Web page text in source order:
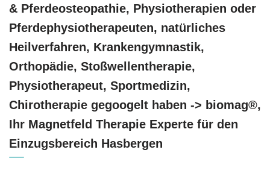
& Pferdeosteopathie, Physiotherapien oder
Pferdephysiotherapeuten, natürliches
Heilverfahren, Krankengymnastik,
Orthopädie, Stoßwellentherapie,
Physiotherapeut, Sportmedizin,
Chirotherapie gegoogelt haben -> biomag®,
Ihr Magnetfeld Therapie Experte für den
Einzugsbereich Hasbergen